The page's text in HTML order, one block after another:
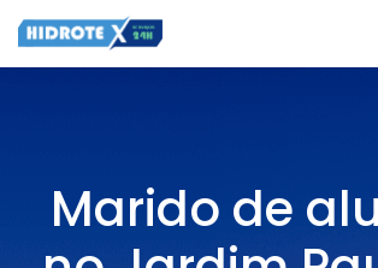
Marido de